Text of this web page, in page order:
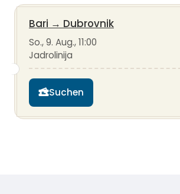
Bari → Dubrovnik
So., 9. Aug., 11:00
Jadrolinija
Suchen